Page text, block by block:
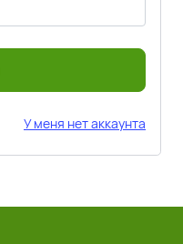
У меня нет аккаунта